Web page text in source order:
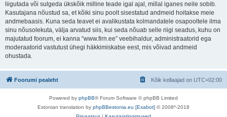
liigutada või sulgeda ükskõik milline teade igal ajal, millal iganes neile sobib.
Kasutajana nõustud sa, et kõiki sinu poolt sisestatud andmeid hoitakse meie
andmebaasis. Kuna seda teavet ei avalikustata kolmandatele osapooltele ilma
sinu nõusolekuta, välja arvatud siis, kui seda nõuab selle riigi seadus, kuhu on
majutatud foorum, ei kanna “www.firn.ee” veebihaldur, administraatorid ega
moderaatorid vastutust ühegi häkkimiskatse eest, mis võivad andmeid
ohustada.
Foorumi pealeht Kõik kellaajad on UTC+02:00
Powered by phpBB® Forum Software © phpBB Limited
Estonian translation by phpBBestonia.eu [Exabot] © 2008*-2018